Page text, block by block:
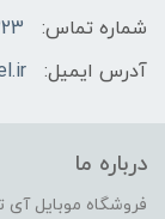
شماره تماس:
آدرس ایمیل:
درباره ما